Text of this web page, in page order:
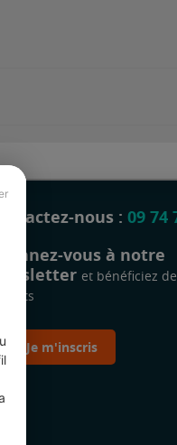
nous : 09 74
vous à notre
et bénéficiez
Je m'inscris